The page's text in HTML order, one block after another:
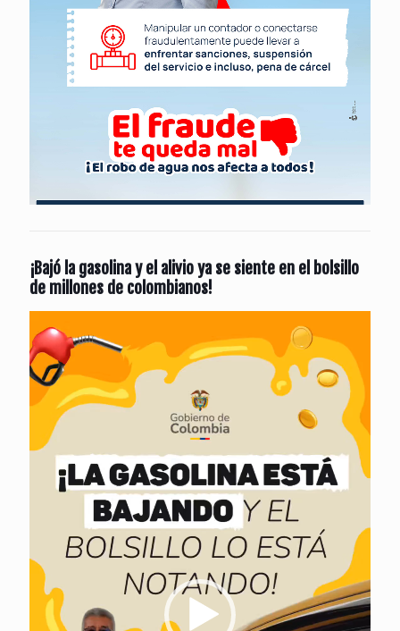
¡Bajó la gasolina y el alivio ya se siente en el bolsillo
de millones de colombianos!
de
vídeo